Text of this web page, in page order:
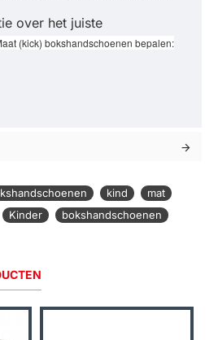
over het juiste
(kick) bokshandschoenen bepalen:
kind
mat
Kinder
bokshandschoenen